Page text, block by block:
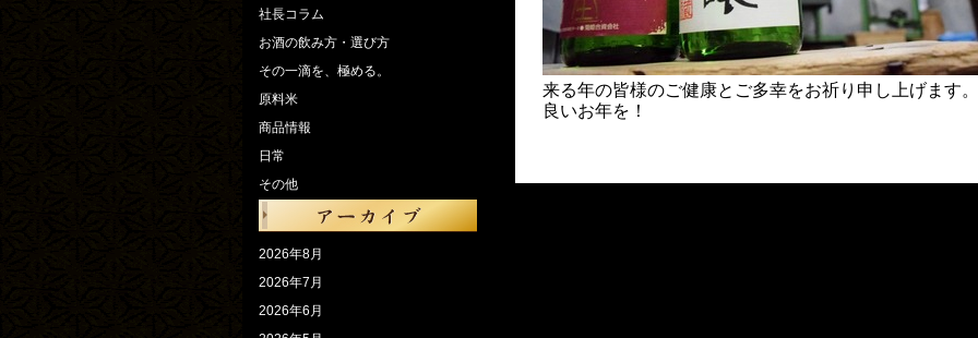
来る年の皆様のご健康とご多幸をお祈り申し上げます。
良いお年を！
社長コラム
お酒の飲み方・選び方
その一滴を、極める。
原料米
商品情報
日常
その他
2026年8月
2026年7月
2026年6月